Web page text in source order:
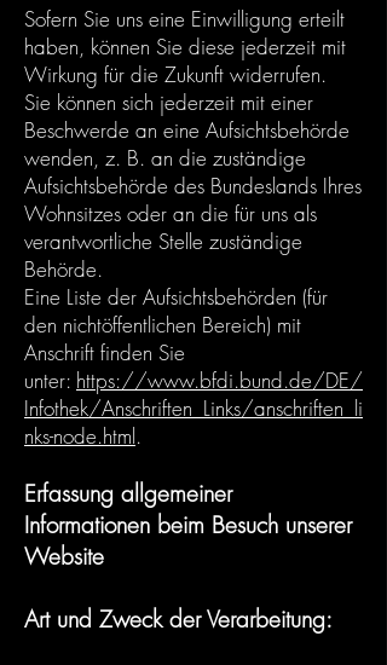
Sofern Sie uns eine Einwilligung erteilt
haben, können Sie diese jederzeit mit
Wirkung für die Zukunft widerrufen.
Sie können sich jederzeit mit einer
Beschwerde an eine Aufsichtsbehörde
wenden, z. B. an die zuständige
Aufsichtsbehörde des Bundeslands Ihres
Wohnsitzes oder an die für uns als
verantwortliche Stelle zuständige
Behörde.
Eine Liste der Aufsichtsbehörden (für
den nichtöffentlichen Bereich) mit
Anschrift finden Sie
unter: https://www.bfdi.bund.de/DE/
Infothek/Anschriften_Links/anschriften_li
nks-node.html.
Erfassung allgemeiner
Informationen beim Besuch unserer
Website
Art und Zweck der Verarbeitung: